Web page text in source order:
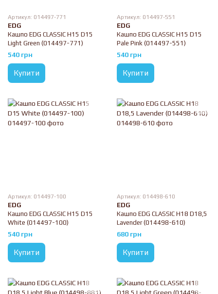
Артикул: 014497-771
EDG
Кашпо EDG CLASSIC H15 D15
Light Green (014497-771)
540 грн
Купити
Артикул: 014497-551
EDG
Кашпо EDG CLASSIC H15 D15
Pale Pink (014497-551)
540 грн
Купити
Артикул: 014497-100
EDG
Кашпо EDG CLASSIC H15 D15
White (014497-100)
540 грн
Купити
Артикул: 014498-610
EDG
Кашпо EDG CLASSIC H18 D18,5
Lavender (014498-610)
680 грн
Купити